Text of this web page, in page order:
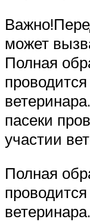
может
Полная
пасеки
участии
Полная
ветеринара.